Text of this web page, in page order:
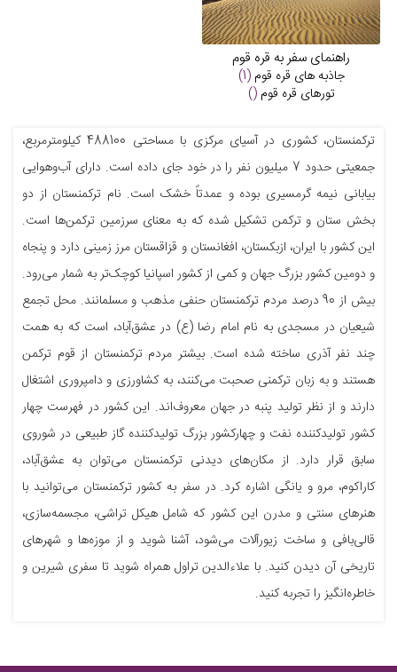
راهنمای سفر به قره قوم
جاذبه های قره قوم (1)
تورهای قره قوم ()
ترکمنستان، کشوری در آسیای مرکزی با مساحتی 488100 کیلومترمربع،
جمعیتی حدود 7 میلیون نفر را در خود جای داده است. دارای آب‌و‌هوایی
بیابانی نیمه گرمسیری بوده و عمدتاً خشک است. نام ترکمنستان از دو
بخش ستان و ترکمن تشکیل شده که به معنای سرزمین ترکمن‌ها است.
این کشور با ایران، ازبکستان، افغانستان و قزاقستان مرز زمینی دارد و پنجاه
و دومین کشور بزرگ جهان و کمی از کشور اسپانیا کوچک‌تر به شمار می‌رود.
بیش از 90 درصد مردم ترکمنستان حنفی مذهب‌ و مسلمانند. محل تجمع
شیعیان در مسجدی به نام امام رضا (ع) در عشق‌آباد، است که به همت
چند نفر آذری ساخته شده است. بیشتر مردم ترکمنستان از قوم ترکمن
هستند و به زبان ترکمنی صحبت می‌کنند، به کشاورزی و دامپروری اشتغال
دارند و از نظر تولید پنبه در جهان معروف‌اند. این کشور در فهرست چهار
کشور تولیدکننده نفت و چهارکشور بزرگ تولیدکننده گاز طبیعی در شوروی
سابق قرار دارد. از مکان‌های دیدنی ترکمنستان می‌توان به عشق‌آباد،
کاراکوم، مرو و یانگی اشاره کرد. در سفر به کشور ترکمنستان می‌توانید با
هنرهای سنتی و مدرن این کشور که شامل هیکل تراشی، مجسمه‌سازی،
قالی‌بافی و ساخت زیورآلات می‌شود، آشنا شوید و از موزه‌ها و شهرهای
تاریخی آن دیدن کنید. با علاءالدین تراول همراه شوید تا سفری شیرین و
خاطره‌انگیز را تجربه کنید.